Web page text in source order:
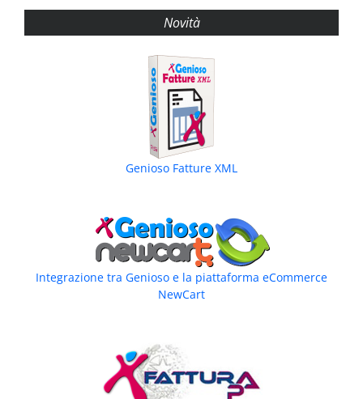
Novità
Genioso Fatture XML
Integrazione tra Genioso e la piattaforma eCommerce
NewCart